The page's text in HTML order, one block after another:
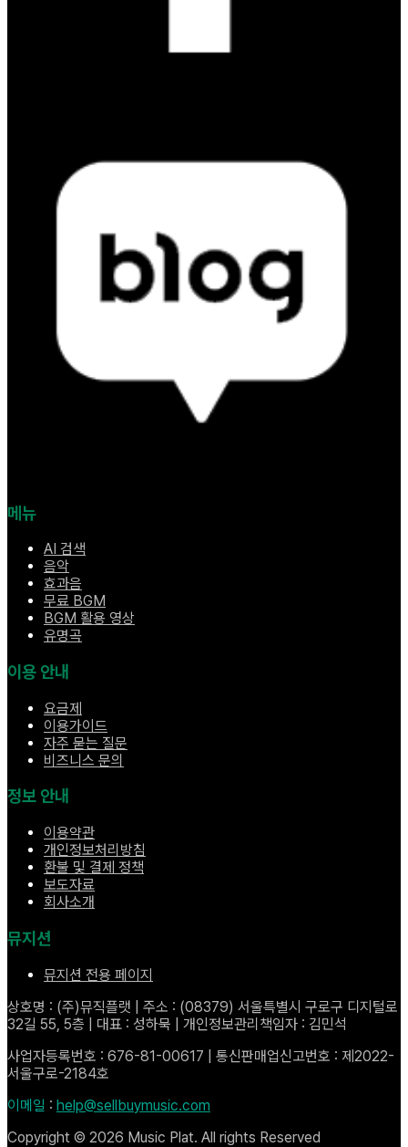
메뉴
AI 검색
음악
효과음
무료 BGM
BGM 활용 영상
유명곡
이용 안내
요금제
이용가이드
자주 묻는 질문
비즈니스 문의
정보 안내
이용약관
개인정보처리방침
환불 및 결제 정책
보도자료
회사소개
뮤지션
뮤지션 전용 페이지
상호명 : (주)뮤직플랫 | 주소 : (08379) 서울특별시 구로구 디지털로
32길 55, 5층 | 대표 : 성하묵 | 개인정보관리책임자 : 김민석
사업자등록번호 : 676-81-00617 | 통신판매업신고번호 : 제2022-
서울구로-2184호
이메일 : help@sellbuymusic.com
Copyright © 2026 Music Plat. All rights Reserved